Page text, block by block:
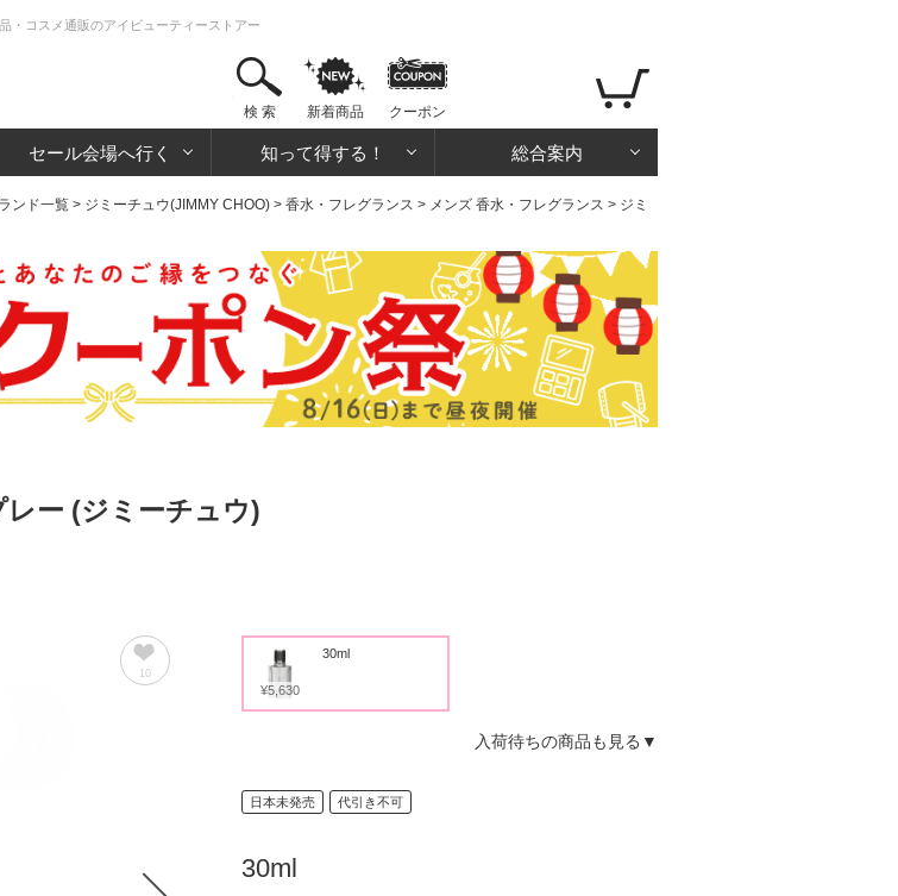
・コスメ通販のアイビューティーストアー
検 索 新着商品 クーポン
セール会場へ行く 知って得する！ 総合案内
ンド一覧 > ジミーチュウ(JIMMY CHOO) > 香水・フレグランス > メンズ 香水・フレグランス > ジミ
ー (ジミーチュウ)
10
¥5,630
30ml
入荷待ちの商品も見る▼
日本未発売 代引き不可
30ml